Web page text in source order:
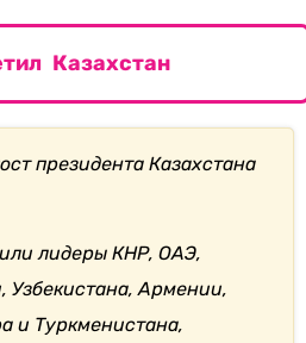
Казахстан
президента Казахстана
лидеры КНР, ОАЭ,
Армении,
и Туркменистана,